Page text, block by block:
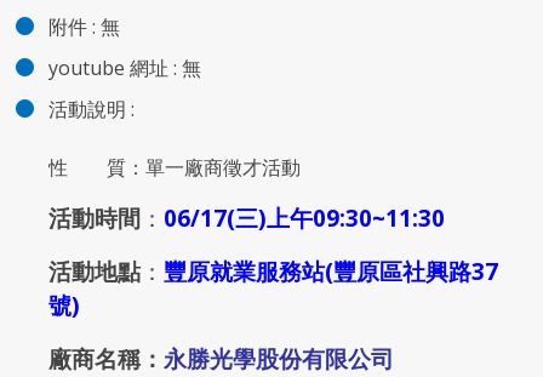
附件: 無
youtube 網址 : 無
活動說明 :
性 質：單一廠商徵才活動
活動時間 ： 06/17(三)上午09:30~11:30
活動地點 ： 豐原就業服務站(豐原區社興路37
號)
廠商名稱： 永勝光學股份有限公司